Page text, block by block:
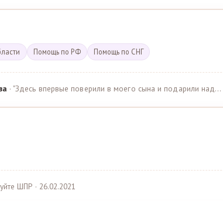
Помощь по РФ Помощь по СНГ
· "Здесь впервые поверили в моего сына и подарили над…
ШПР · 26.02.2021